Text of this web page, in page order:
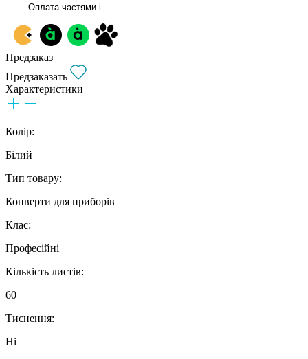
Оплата частями i
Предзаказ
Предзаказать
Характеристики
Колір:
Білий
Тип товару:
Конверти для приборів
Клас:
Професійні
Кількість листів:
60
Тиснення:
Ні